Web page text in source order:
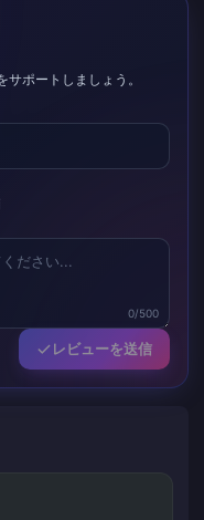
ポートしましょう。
0/500
レビューを送信